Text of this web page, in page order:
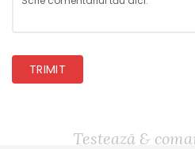
TRIMIT
Testează &